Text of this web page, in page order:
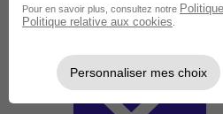
Pour en savoir plus, consultez notre
Politique relative aux cookies
Personnaliser mes choix